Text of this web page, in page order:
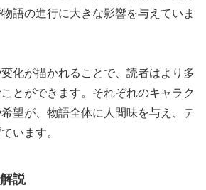
語の進行に大きな影響を与えていま
化が描かれることで、読者はより多
とができます。それぞれのキャラク
望が、物語全体に人間味を与え、テ
います。
説